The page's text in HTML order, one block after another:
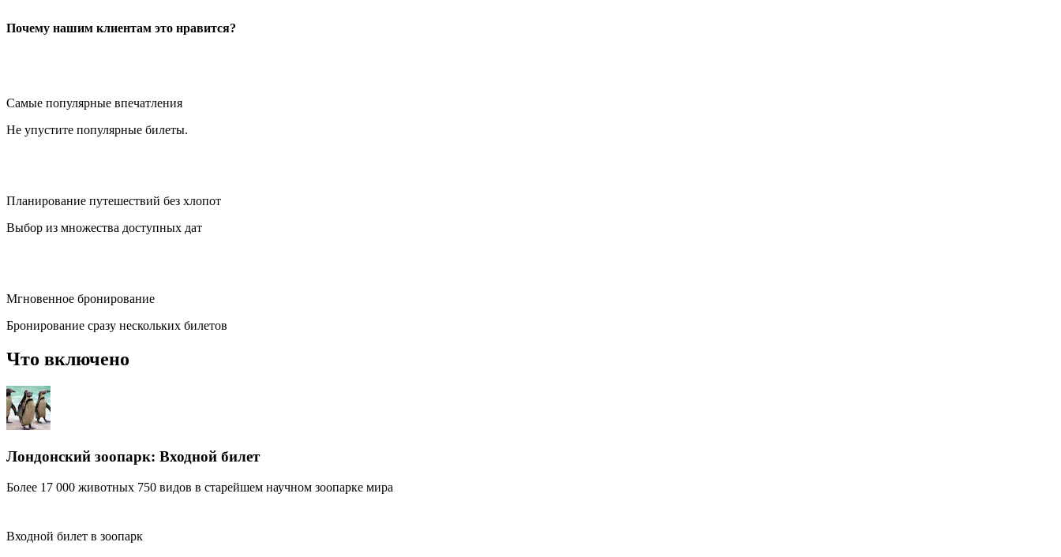
Почему нашим клиентам это нравится?
Самые популярные впечатления
Не упустите популярные билеты.
Планирование путешествий без хлопот
Выбор из множества доступных дат
Мгновенное бронирование
Бронирование сразу нескольких билетов
Что включено
Лондонский зоопарк: Входной билет
Более 17 000 животных 750 видов в старейшем научном зоопарке мира
Входной билет в зоопарк